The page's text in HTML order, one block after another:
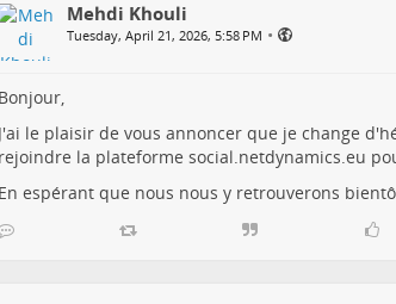
Mehdi Khouli
Tuesday, April 21, 2026, 5:58 PM •
Bonjour,
J'ai le plaisir de vous annoncer que je change
rejoindre la plateforme social.netdynamics.eu
En espérant que nous nous y retrouverons